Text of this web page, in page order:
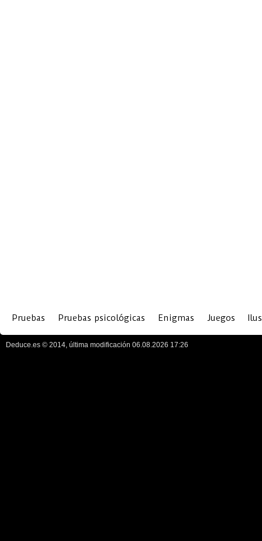
Pruebas Pruebas psicológicas Enigmas Juegos
Deduce.es © 2014, última modificación 06.08.2026 17:26